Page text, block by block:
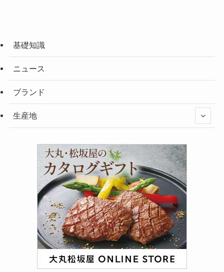
基礎知識
ニュース
ブランド
生産地